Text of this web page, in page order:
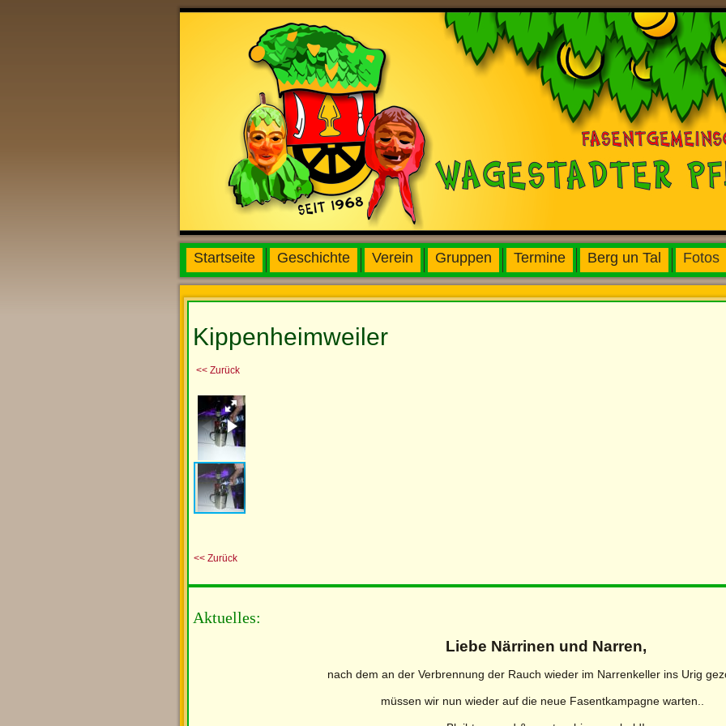
Startseite Geschichte Verein Gruppen Termine Berg un Tal Fotos
Kippenheimweiler
<< Zurück
<< Zurück
Aktuelles:
Liebe Närrinen und Narren,
nach dem an der Verbrennung der Rauch wieder im Narrenkeller ins Urig
müssen wir nun wieder auf die neue Fasentkampagne warten..